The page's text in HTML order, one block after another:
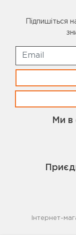
Підпишіться
Ми в
Інтернет-